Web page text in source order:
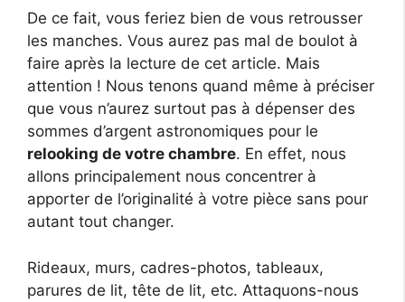
De ce fait, vous feriez bien de vous retrousser
les manches. Vous aurez pas mal de boulot à
faire après la lecture de cet article. Mais
attention ! Nous tenons quand même à préciser
que vous n’aurez surtout pas à dépenser des
sommes d’argent astronomiques pour le
relooking de votre chambre. En effet, nous
allons principalement nous concentrer à
apporter de l’originalité à votre pièce sans pour
autant tout changer.
Rideaux, murs, cadres-photos, tableaux,
parures de lit, tête de lit, etc. Attaquons-nous